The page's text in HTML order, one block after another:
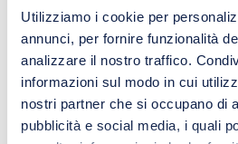
Utilizziamo i cookie per
annunci, per fornire funzionalità
analizzare il nostro traffico.
informazioni sul modo in cui
nostri partner che si occupano di
pubblicità e social media, i quali